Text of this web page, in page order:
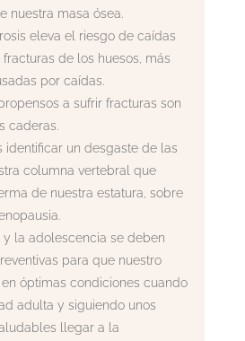
nuestra masa ósea.
eleva el riesgo de caídas
de los huesos, más
por caídas.
a sufrir fracturas son
caderas.
identificar un desgaste de las
columna vertebral que
de nuestra estatura, sobre
y la adolescencia se deben
para que nuestro
óptimas condiciones cuando
adulta y siguiendo unos
llegar a la